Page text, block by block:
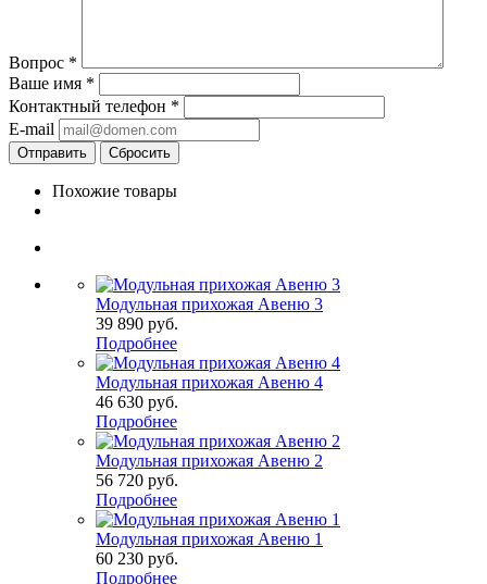
Вопрос *
Ваше имя *
Контактный телефон *
E-mail
Сбросить
Похожие товары
Модульная прихожая Авеню 3
39 890 руб.
Подробнее
Модульная прихожая Авеню 4
46 630 руб.
Подробнее
Модульная прихожая Авеню 2
56 720 руб.
Подробнее
Модульная прихожая Авеню 1
60 230 руб.
Подробнее